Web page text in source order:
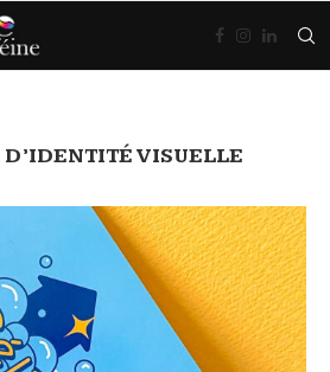
VISUELLE